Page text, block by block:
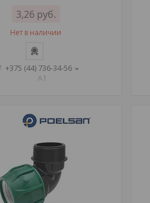
3,26 руб.
Нет в наличии
+375 (44) 736-34-56
A1